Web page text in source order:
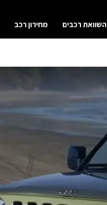
השוואת רכבים מחירון רכב